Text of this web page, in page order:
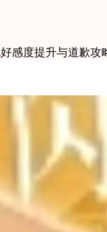
感度提升与道歉攻